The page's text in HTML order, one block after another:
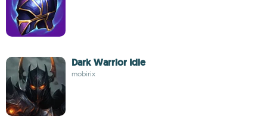
Dark Warrior Idle
mobirix